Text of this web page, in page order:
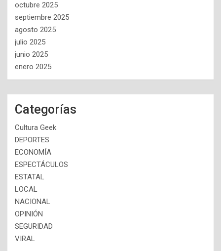
octubre 2025
septiembre 2025
agosto 2025
julio 2025
junio 2025
enero 2025
Categorías
Cultura Geek
DEPORTES
ECONOMÍA
ESPECTÁCULOS
ESTATAL
LOCAL
NACIONAL
OPINIÓN
SEGURIDAD
VIRAL